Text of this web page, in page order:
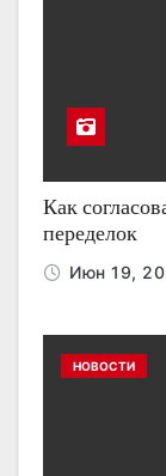
Как
переделок
Июн 19,
НОВОСТИ